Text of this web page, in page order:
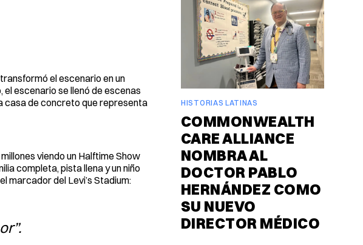
el escenario en un
escenario se llenó de escenas
casa de concreto que representa
viendo un Halftime Show
completa, pista llena y un niño
marcador del Levi’s Stadium:
.
HISTORIAS LATINAS
COMMONWEALTH
CARE ALLIANCE
NOMBRA AL
DOCTOR PABLO
HERNÁNDEZ COMO
SU NUEVO
DIRECTOR MÉDICO